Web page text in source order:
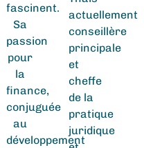
fascinent.
Sa
passion
pour
la
finance,
conjuguée
au
développement
actuellement
conseillère
principale
et
cheffe
de la
pratique
juridique